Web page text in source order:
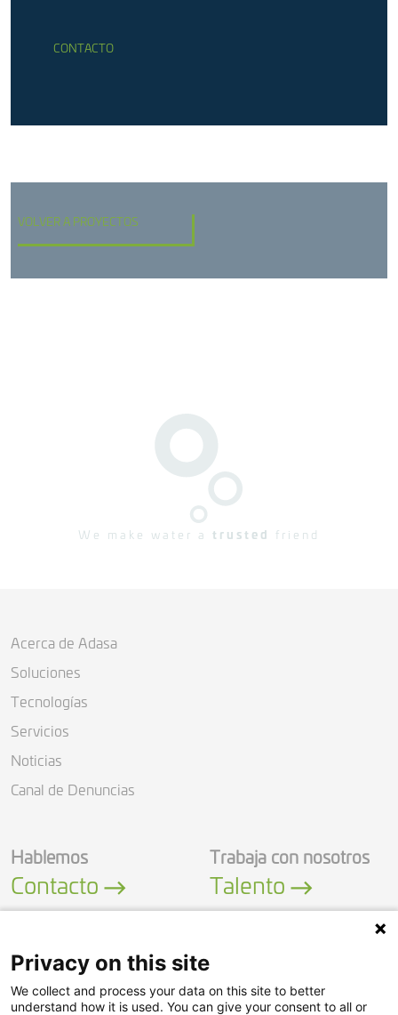
CONTACTO
VOLVER A PROYECTOS
We make water a trusted friend
Acerca de Adasa
Soluciones
Tecnologías
Servicios
Noticias
Canal de Denuncias
Hablemos
Contacto
Trabaja con nosotros
Talento
LinkedIn YouTube
Privacy on this site
We collect and process your data on this site to better
understand how it is used. You can give your consent to all or